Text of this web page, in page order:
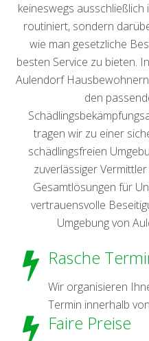
keineswegs
routiniert, sondern
wie man gesetzliche
besten Service zu bieten.
Aulendorf
den
tragen wir zu einer
schädlingsfreien
zuverlässiger
Gesamtlösungen für
vertrauensvolle
Umgebung von
Rasche
Wir organisieren
Termin innerhalb
Faire Preise